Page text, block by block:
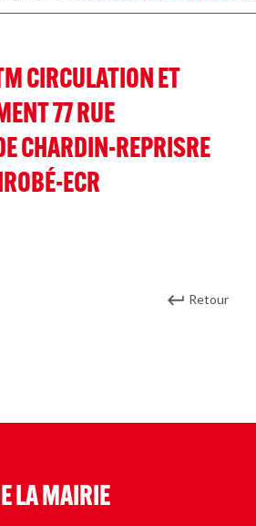
CIRCULATION ET
77 RUE
CHARDIN-REPRISRE
ECR
Retour
LA MAIRIE